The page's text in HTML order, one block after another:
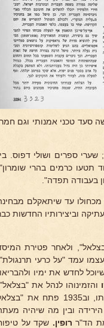
סעד טכני אמנותי וגם
ספרים ושולי דפוס.
תטעו כרמים בהרי שומרון",
בעבודה תפדה".
עלה לארץ ביולי 1933 וגזר שבתון על מכחולו עד שיתאקלם
וביצירותיו החדשות
ולאחר פטירת
עמד "על כרעי תרנגולת",
לחדש את ימיו ולהבריאו.
והזמינוהו לנהל את "בצלאל".
הוא נטל עליו את המשימה, שקד עד שיפוצו של הבנין והתקנתו מחדש לתעודתו, וב1935 פתח את
ובין מה שיהיה
הד"ר רופין. שקד על